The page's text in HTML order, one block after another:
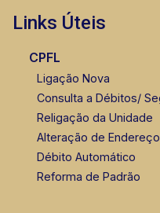
Links Úteis
CPFL
Ligação Nova
Consulta a Débitos/
Religação da Unidade
Alteração de
Débito Automático
Reforma de Padrão